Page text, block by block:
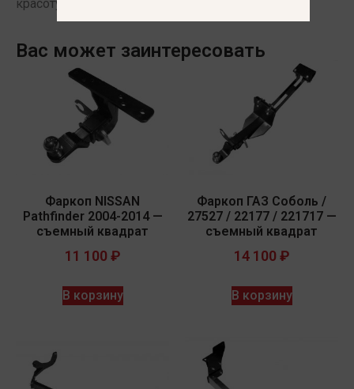
красоту линий автомобиля.
Вас может заинтересовать
Фаркоп NISSAN
Pathfinder 2004-2014 —
съемный квадрат
11 100 ₽
В корзину
Фаркоп ГАЗ Соболь /
27527 / 22177 / 221717 —
съемный квадрат
14 100 ₽
В корзину